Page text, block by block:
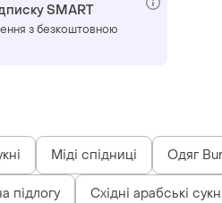
SMART
з безкоштовною
Міді спідниці Одяг
підлогу Східні арабські